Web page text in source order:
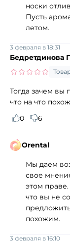
носки
Пусть
летом.
Бедретдинова
3 февраля в 18:31
Тогда зачем
что на что
0
6
Orental
Мы даем
свое
этом
что вы не
похожим.
3 февраля в 16:10